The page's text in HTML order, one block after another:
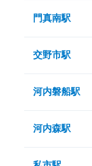
門真南駅
交野市駅
河内磐船駅
河内森駅